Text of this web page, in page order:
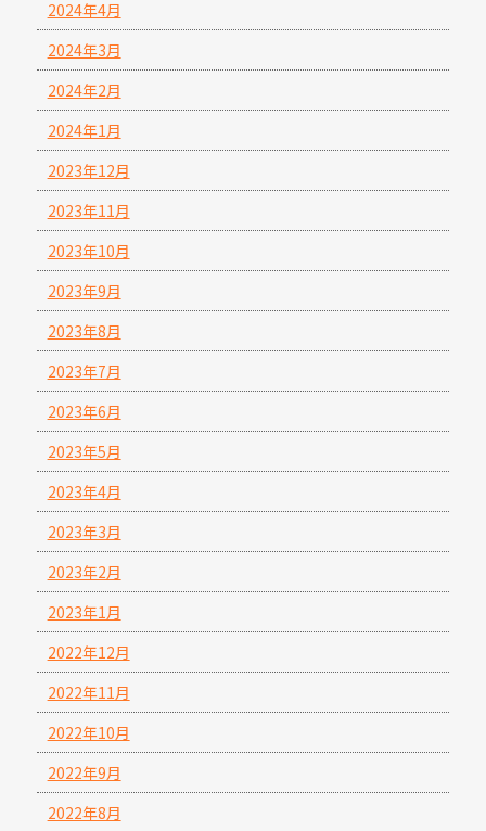
2024年4月
2024年3月
2024年2月
2024年1月
2023年12月
2023年11月
2023年10月
2023年9月
2023年8月
2023年7月
2023年6月
2023年5月
2023年4月
2023年3月
2023年2月
2023年1月
2022年12月
2022年11月
2022年10月
2022年9月
2022年8月